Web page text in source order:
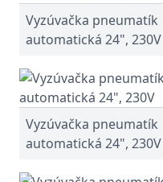
Vyzúvačka pneumatík
automatická 24", 230V
Vyzúvačka pneumatík
automatická 24", 230V